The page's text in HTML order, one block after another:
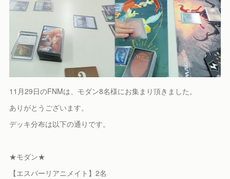
11月29日のFNMは、モダン8名様にお集まり頂きました。
ありがとうございます。
デッキ分布は以下の通りです。
★モダン★
【エスパーリアニメイト】2名